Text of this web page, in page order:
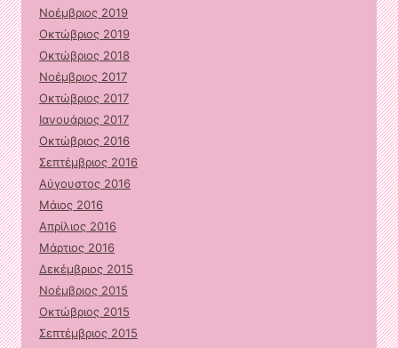
Νοέμβριος 2019
Οκτώβριος 2019
Οκτώβριος 2018
Νοέμβριος 2017
Οκτώβριος 2017
Ιανουάριος 2017
Οκτώβριος 2016
Σεπτέμβριος 2016
Αύγουστος 2016
Μάιος 2016
Απρίλιος 2016
Μάρτιος 2016
Δεκέμβριος 2015
Νοέμβριος 2015
Οκτώβριος 2015
Σεπτέμβριος 2015